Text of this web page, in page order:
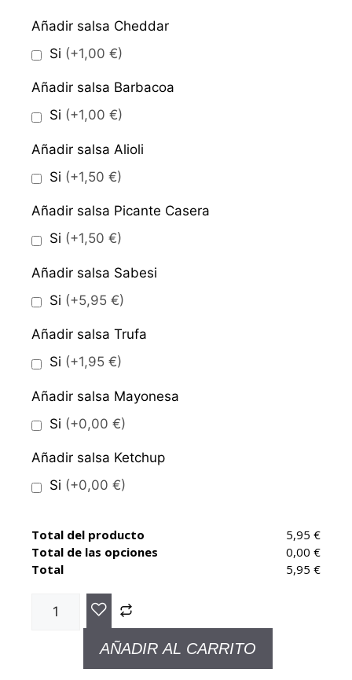
Añadir salsa Cheddar
Si (+1,00 €)
Añadir salsa Barbacoa
Si (+1,00 €)
Añadir salsa Alioli
Si (+1,50 €)
Añadir salsa Picante Casera
Si (+1,50 €)
Añadir salsa Sabesi
Si (+5,95 €)
Añadir salsa Trufa
Si (+1,95 €)
Añadir salsa Mayonesa
Si (+0,00 €)
Añadir salsa Ketchup
Si (+0,00 €)
Total del producto
5,95 €
Total de las opciones
0,00 €
Total
5,95 €
AÑADIR AL CARRITO